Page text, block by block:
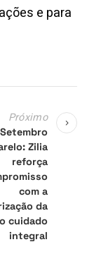
e para
Próximo
Setembro
Zilia
reforça
com a
da
cuidado
integral